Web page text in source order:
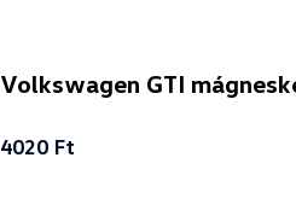
Volkswagen GTI
4020 Ft